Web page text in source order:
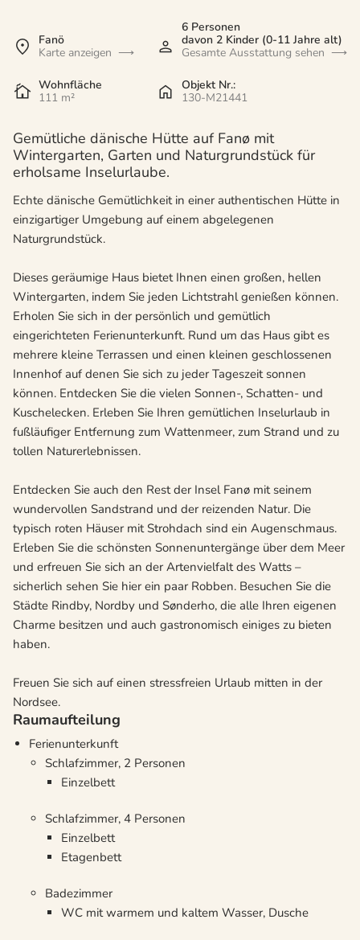
Fanö
Karte anzeigen
6 Personen
davon 2 Kinder (0-11 Jahre alt)
Gesamte Ausstattung sehen
Wohnfläche
111 m²
Objekt Nr.:
130-M21441
Gemütliche dänische Hütte auf Fanø mit
Wintergarten, Garten und Naturgrundstück für
erholsame Inselurlaube.
Echte dänische Gemütlichkeit in einer authentischen Hütte in
einzigartiger Umgebung auf einem abgelegenen
Naturgrundstück.
Dieses geräumige Haus bietet Ihnen einen großen, hellen
Wintergarten, indem Sie jeden Lichtstrahl genießen können.
Erholen Sie sich in der persönlich und gemütlich
eingerichteten Ferienunterkunft. Rund um das Haus gibt es
mehrere kleine Terrassen und einen kleinen geschlossenen
Innenhof auf denen Sie sich zu jeder Tageszeit sonnen
können. Entdecken Sie die vielen Sonnen-, Schatten- und
Kuschelecken. Erleben Sie Ihren gemütlichen Inselurlaub in
fußläufiger Entfernung zum Wattenmeer, zum Strand und zu
tollen Naturerlebnissen.
Entdecken Sie auch den Rest der Insel Fanø mit seinem
wundervollen Sandstrand und der reizenden Natur. Die
typisch roten Häuser mit Strohdach sind ein Augenschmaus.
Erleben Sie die schönsten Sonnenuntergänge über dem Meer
und erfreuen Sie sich an der Artenvielfalt des Watts –
sicherlich sehen Sie hier ein paar Robben. Besuchen Sie die
Städte Rindby, Nordby und Sønderho, die alle Ihren eigenen
Charme besitzen und auch gastronomisch einiges zu bieten
haben.
Freuen Sie sich auf einen stressfreien Urlaub mitten in der
Nordsee.
Raumaufteilung
Ferienunterkunft
Schlafzimmer, 2 Personen
Einzelbett
Schlafzimmer, 4 Personen
Einzelbett
Etagenbett
Badezimmer
WC mit warmem und kaltem Wasser, Dusche